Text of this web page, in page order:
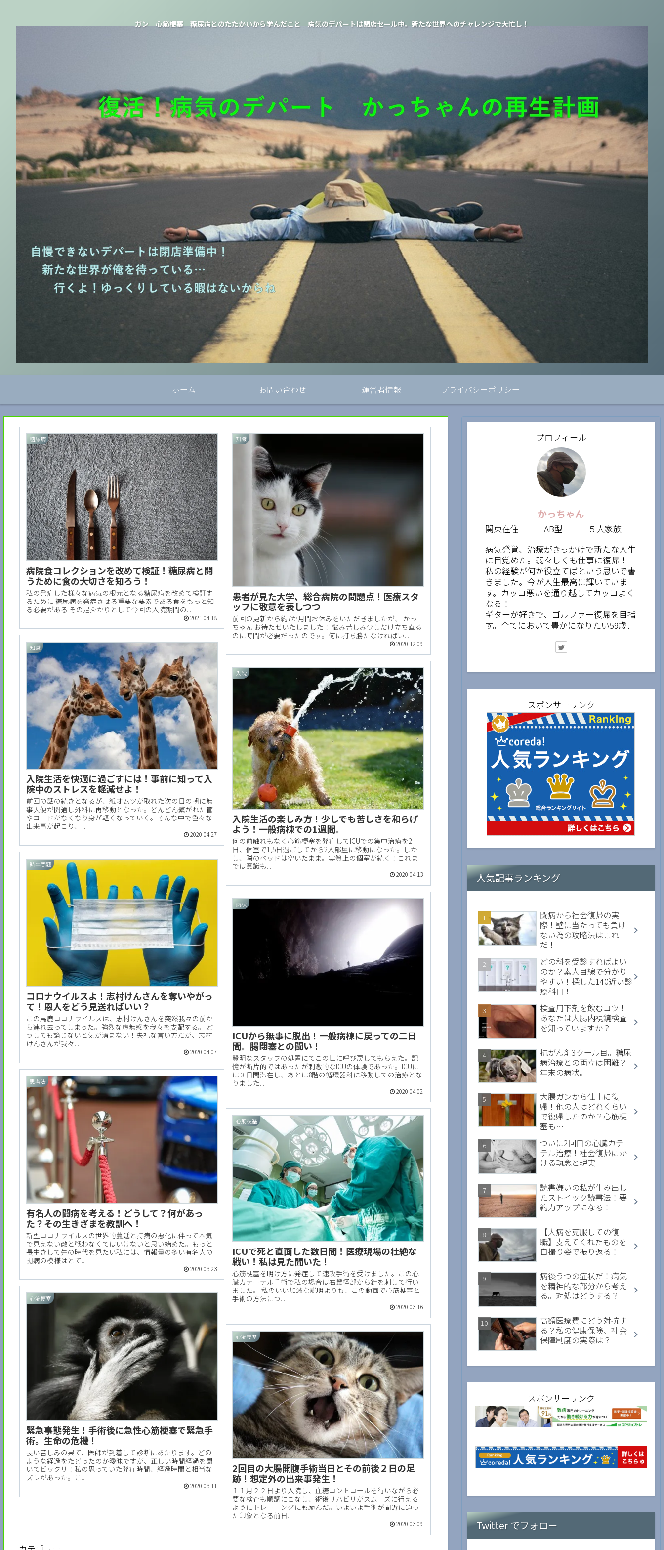
ガン 心筋梗塞 糖尿病とのたたかいから学んだこと 病気のデパートは閉店セール中。新たな世界へのチャレンジで大忙し！
ホーム お問い合わせ 運営者情報 プライバシーポリシー
糖尿病
病院食コレクションを改めて検証！糖尿病と闘
うために食の大切さを知ろう！
私の発症した様々な病気の根元となる糖尿病を改めて検証す
るために 糖尿病を発症させる重要な要素である食をもっと知
る必要がある その足掛かりとして今回の入院期間の...
2021.04.18
知識
患者が見た大学、総合病院の問題点！医療スタ
ッフに敬意を表しつつ
前回の更新から約7か月間お休みをいただきましたが、 かっ
ちゃん お待たせいたしました！ 悩み苦しみ少しだけ立ち直る
のに時間が必要だったのです。何に打ち勝たなければい...
2020.12.09
知識
入院生活を快適に過ごすには！事前に知って入
院中のストレスを軽減せよ！
前回の話の続きとなるが、紙オムツが取れた次の日の朝に無
事大便が開通し外科に再移動となった。どんどん繋がれた管
やコードがなくなり身が軽くなっていく。そんな中で色々な
出来事が起こり、...
2020.04.27
入院
入院生活の楽しみ方！少しでも苦しさを和らげ
よう！一般病棟での1週間。
何の前触れもなく心筋梗塞を発症してICUでの集中治療を2
日、個室で1,5日過ごしてから2人部屋に移動になった。しか
し、隣のベッドは空いたまま。実質上の個室が続く！これま
では意識も...
2020.04.13
時事問題
コロナウイルスよ！志村けんさんを奪いやがっ
て！恩人をどう見送ればいい？
この馬鹿コロナウイルスは、志村けんさんを突然我々の前か
ら連れ去ってしまった。強烈な虚無感を我々を支配する。 ど
うしても論じないと気が済まない！失礼な言い方だが、志村
けんさんが我々...
2020.04.07
病状
ICUから無事に脱出！一般病棟に戻っての二日
間。腸閉塞との闘い！
賢明なスタッフの処置にてこの世に呼び戻してもらえた。記
憶が断片的ではあったが刺激的なICUの体験であった。ICUに
は３日間滞在し、あとは8階の循環器科に移動しての治療とな
りました...
2020.04.02
思考法
有名人の闘病を考える！どうして？何があっ
た？その生きざまを教訓へ！
新型コロナウイルスの世界的蔓延と持病の悪化に伴って本気
で見えない敵と戦わなくてはいけないと思い始めた。もっと
長生きして先の時代を見たい私には、情報量の多い有名人の
闘病の模様はとて...
2020.03.23
心筋梗塞
ICUで死と直面した数日間！医療現場の壮絶な
戦い！私は見た聞いた！
心筋梗塞を明け方に発症して速攻手術を受けました。この心
臓カテーテル手術で私の場合は右鼠径部から針を刺して行い
ました。 私のいい加減な説明よりも、この動画で心筋梗塞と
手術の方法につ...
2020.03.16
心筋梗塞
緊急事態発生！手術後に急性心筋梗塞で緊急手
術。生命の危機！
長い苦しみの果て、医師が到着して診断にあたります。どの
ような経過をたどったのか曖昧ですが、正しい時間経過を聞
いてビックリ！私の思っていた発症時間、経過時間と相当な
ズレがあった。こ...
2020.03.11
心筋梗塞
2回目の大腸開腹手術当日とその前後２日の足
跡！想定外の出来事発生！
１１月２２日より入院し、血糖コントロールを行いながら必
要な検査も順調にこなし、術後リハビリがスムーズに行える
ようにトレーニングにも励んだ。いよいよ手術が間近に迫っ
た印象となる前日...
2020.03.09
プロフィール
かっちゃん
関東在住 AB型 ５人家族
病気発覚、治療がきっかけで新たな人生
に目覚めた。弱々しくも仕事に復帰！
私の経験が何か役立てばという思いで書
きました。今が人生最高に輝いていま
す。カッコ悪いを通り越してカッコよく
なる！
ギターが好きで、ゴルファー復帰を目指
す。全てにおいて豊かになりたい59歳．
スポンサーリンク
人気記事ランキング
闘病から社会復帰の実
際！壁に当たっても負け
ない為の攻略法はこれ
だ！
どの科を受診すればよい
のか？素人目線で分かり
やすい！探した140近い診
療科目！
検査用下剤を飲むコツ！
あなたは大腸内視鏡検査
を知っていますか？
抗がん剤3クール目。糖尿
病治療との両立は困難？
年末の病状。
大腸ガンから仕事に復
帰！他の人はどれくらい
で復帰したのか？心筋梗
塞も…
ついに2回目の心臓カテー
テル治療！社会復帰にか
ける執念と現実
読書嫌いの私が生み出し
たストイック読書法！要
約力アップになる！
【大病を克服しての復
職】支えてくれたものを
自撮り姿で振り返る！
病後うつの症状だ！病気
を精神的な部分から考え
る。対処はどうする？
高額医療費にどう対抗す
る？私の健康保険、社会
保障制度の実際は？
スポンサーリンク
Twitter でフォロー